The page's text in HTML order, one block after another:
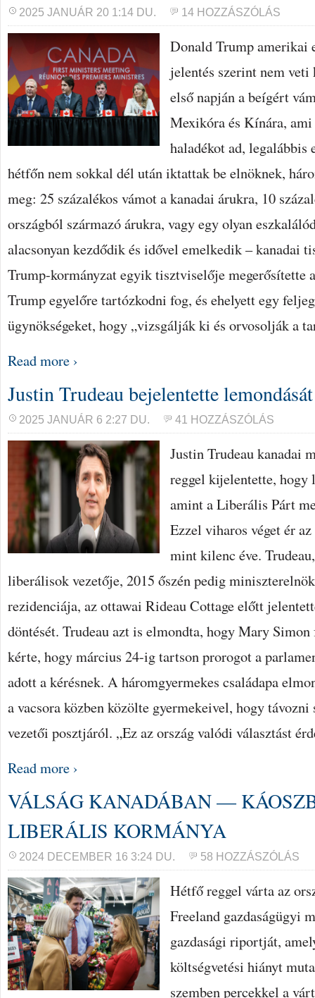
2025 JANUÁR 20 1:14 DU. 14 HOZZÁSZÓLÁS
Donald Trump amerikai
jelentés szerint nem
első napján a beígért
Mexikóra és Kínára,
haladékot ad,
hétfőn nem sokkal dél után iktattak be elnöknek,
meg: 25 százalékos vámot a kanadai árukra, 10
országból származó árukra, vagy egy olyan
alacsonyan kezdődik és idővel emelkedik – kanadai
Trump-kormányzat egyik tisztviselője megerősítette
Trump egyelőre tartózkodni fog, és ehelyett egy
ügynökségeket, hogy „vizsgálják ki és orvosolják a
Read more ›
Justin Trudeau bejelentette lemondását
2025 JANUÁR 6 2:27 DU. 41 HOZZÁSZÓLÁS
Justin Trudeau kanadai
reggel kijelentette, hogy
amint a Liberális Párt
Ezzel viharos véget ér
mint kilenc éve.
liberálisok vezetője, 2015 őszén pedig
rezidenciája, az ottawai Rideau Cottage előtt
döntését. Trudeau azt is elmondta, hogy Mary
kérte, hogy március 24-ig tartson prorogot a
adott a kérésnek. A háromgyermekes családapa
a vacsora közben közölte gyermekeivel, hogy távozni
vezetői posztjáról. „Ez az ország valódi választást
Read more ›
VÁLSÁG KANADÁBAN —
LIBERÁLIS KORMÁNYA
2024 DECEMBER 16 3:24 DU. 58 HOZZÁSZÓLÁS
Hétfő reggel várta az
Freeland gazdaságügyi
gazdasági riportját,
költségvetési hiányt
szemben percekkel a